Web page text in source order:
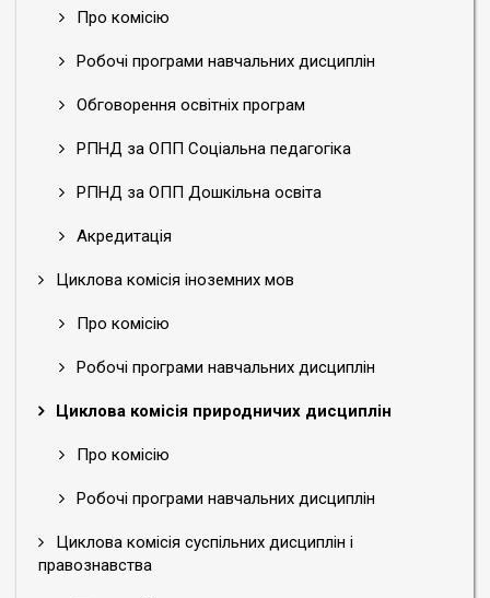
Про комісію
Робочі програми навчальних дисциплін
Обговорення освітніх програм
РПНД за ОПП Соціальна педагогіка
РПНД за ОПП Дошкільна освіта
Акредитація
Циклова комісія іноземних мов
Про комісію
Робочі програми навчальних дисциплін
Циклова комісія природничих дисциплін
Про комісію
Робочі програми навчальних дисциплін
Циклова комісія суспільних дисциплін і
правознавства